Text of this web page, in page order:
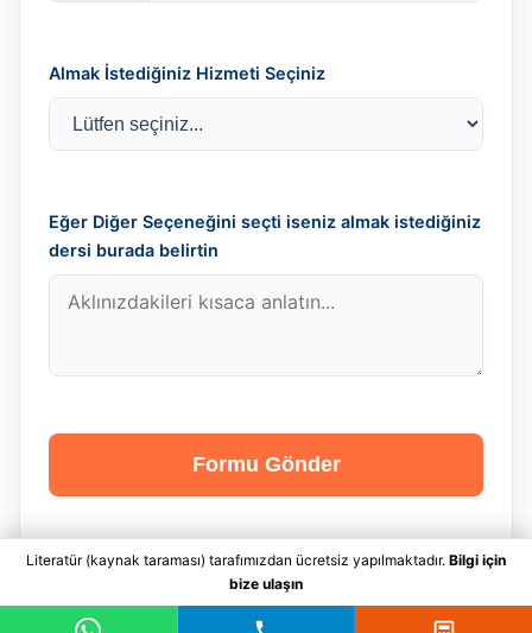
Almak İstediğiniz Hizmeti Seçiniz
Eğer Diğer Seçeneğini seçti iseniz almak istediğiniz
dersi burada belirtin
Formu Gönder
Literatür (kaynak taraması) tarafımızdan ücretsiz yapılmaktadır. Bilgi için
bize ulaşın